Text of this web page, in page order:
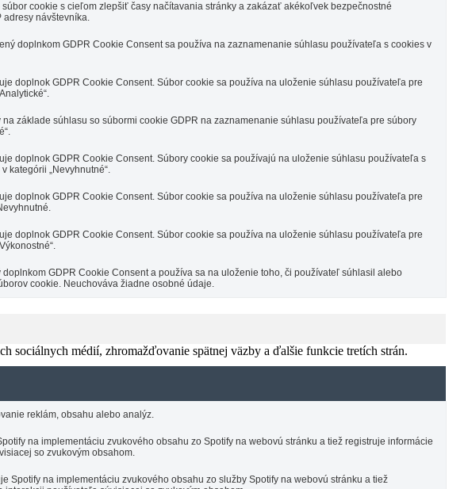
cookie s cieľom zlepšiť časy načítavania stránky a zakázať akékoľvek bezpečnostné
adresy návštevníka.
doplnkom GDPR Cookie Consent sa používa na zaznamenanie súhlasu používateľa s cookies v
doplnok GDPR Cookie Consent. Súbor cookie sa používa na uloženie súhlasu používateľa pre
základe súhlasu so súbormi cookie GDPR na zaznamenanie súhlasu používateľa pre súbory
doplnok GDPR Cookie Consent. Súbory cookie sa používajú na uloženie súhlasu používateľa s
kategórii „Nevyhnutné“.
doplnok GDPR Cookie Consent. Súbor cookie sa používa na uloženie súhlasu používateľa pre
doplnok GDPR Cookie Consent. Súbor cookie sa používa na uloženie súhlasu používateľa pre
GDPR Cookie Consent a používa sa na uloženie toho, či používateľ súhlasil alebo
cookie. Neuchováva žiadne osobné údaje.
sociálnych médií, zhromažďovanie spätnej väzby a ďalšie funkcie tretích strán.
reklám, obsahu alebo analýz.
na implementáciu zvukového obsahu zo Spotify na webovú stránku a tiež registruje informácie
so zvukovým obsahom.
Spotify na implementáciu zvukového obsahu zo služby Spotify na webovú stránku a tiež